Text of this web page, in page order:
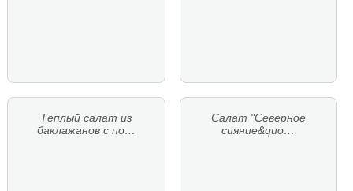
Теплый салат из
баклажанов с по…
Салат "Северное
сияние&quo…